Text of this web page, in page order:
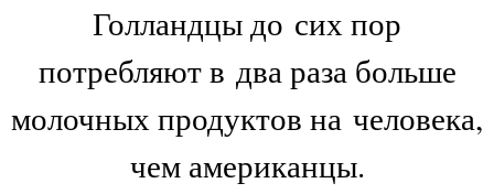
Голландцы до сих пор
потребляют в два раза больше
молочных продуктов на человека,
чем американцы.